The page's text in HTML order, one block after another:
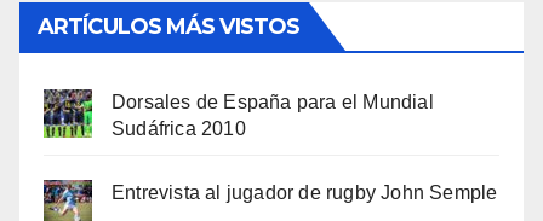
entradas
ARTÍCULOS MÁS VISTOS
Dorsales de España para el Mundial
Sudáfrica 2010
Entrevista al jugador de rugby John Semple